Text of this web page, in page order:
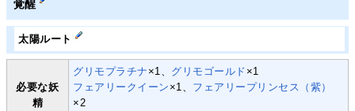
覚醒
太陽ルート
必要な妖
精
グリモプラチナ ×1、 グリモゴールド ×1
フェアリークイーン ×1、 フェアリープリンセス（紫）
×2